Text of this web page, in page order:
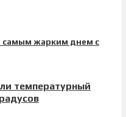
температурный